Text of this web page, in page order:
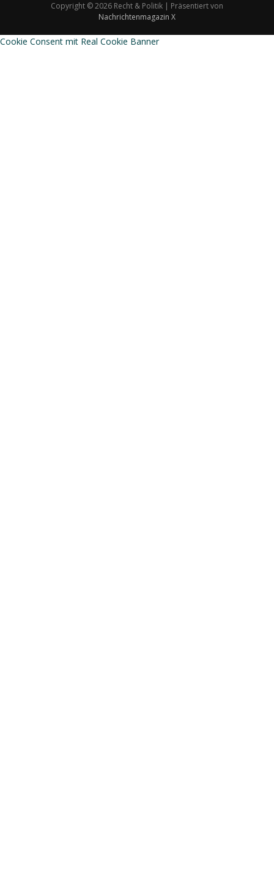
Copyright © 2026 Recht & Politik | Präsentiert von
Nachrichtenmagazin X
Cookie Consent mit Real Cookie Banner